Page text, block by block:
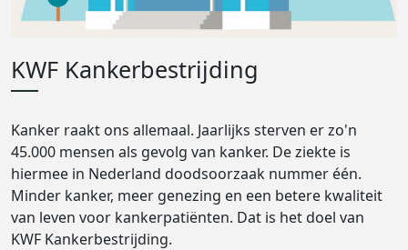
KWF Kankerbestrijding
Kanker raakt ons allemaal. Jaarlijks sterven er zo'n
45.000 mensen als gevolg van kanker. De ziekte is
hiermee in Nederland doodsoorzaak nummer één.
Minder kanker, meer genezing en een betere kwaliteit
van leven voor kankerpatiënten. Dat is het doel van
KWF Kankerbestrijding.